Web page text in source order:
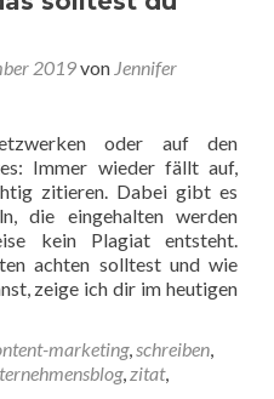
2019von Jennifer
oder auf den
Immer wieder fällt auf,
zitieren. Dabei gibt es
die eingehalten werden
kein Plagiat entsteht.
achten solltest und wie
zeige ich dir im heutigen
marketing,schreiben,
,zitat,